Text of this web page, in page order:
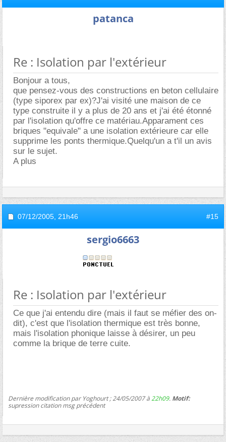
patanca
Re : Isolation par l'extérieur
Bonjour a tous,
que pensez-vous des constructions en beton cellulaire
(type siporex par ex)?J'ai visité une maison de ce
type construite il y a plus de 20 ans et j'ai été étonné
par l'isolation qu'offre ce matériau.Apparament ces
briques "equivale" a une isolation extérieure car elle
supprime les ponts thermique.Quelqu'un a t'il un avis
sur le sujet.
A plus
07/12/2005, 21h46 #15
sergio6663
Re : Isolation par l'extérieur
Ce que j'ai entendu dire (mais il faut se méfier des on-
dit), c'est que l'isolation thermique est très bonne,
mais l'isolation phonique laisse à désirer, un peu
comme la brique de terre cuite.
Dernière modification par Yoghourt ; 24/05/2007 à22h09. Motif:
supression citation msg précédent